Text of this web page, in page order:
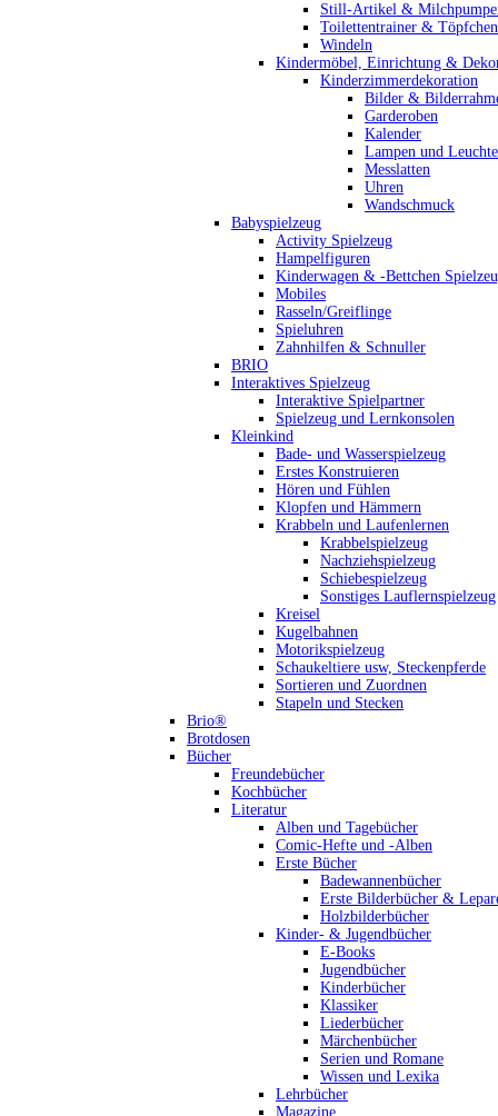
Still-Artikel &
Toilettentrainer & Töpfchen
Windeln
Kindermöbel, Einrichtung &
Kinderzimmerdekoration
Bilder &
Garderoben
Kalender
Lampen und
Messlatten
Uhren
Wandschmuck
Babyspielzeug
Activity Spielzeug
Hampelfiguren
Kinderwagen & -Bettchen
Mobiles
Rasseln/Greiflinge
Spieluhren
Zahnhilfen & Schnuller
BRIO
Interaktives Spielzeug
Interaktive Spielpartner
Spielzeug und Lernkonsolen
Kleinkind
Bade- und Wasserspielzeug
Erstes Konstruieren
Hören und Fühlen
Klopfen und Hämmern
Krabbeln und Laufenlernen
Krabbelspielzeug
Nachziehspielzeug
Schiebespielzeug
Sonstiges Lauflernspielzeug
Kreisel
Kugelbahnen
Motorikspielzeug
Schaukeltiere usw, Steckenpferde
Sortieren und Zuordnen
Stapeln und Stecken
Brio®
Brotdosen
Bücher
Freundebücher
Kochbücher
Literatur
Alben und Tagebücher
Comic-Hefte und -Alben
Erste Bücher
Badewannenbücher
Erste Bilderbücher &
Holzbilderbücher
Kinder- & Jugendbücher
E-Books
Jugendbücher
Kinderbücher
Klassiker
Liederbücher
Märchenbücher
Serien und Romane
Wissen und Lexika
Lehrbücher
Magazine